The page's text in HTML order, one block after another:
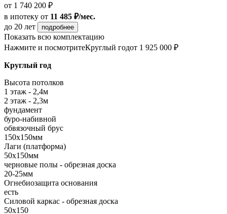
от 1 740 200 ₽
в ипотеку от 11 485 ₽/мес.
до 20 лет
подробнее
Показать всю комплектацию
Нажмите и посмотритеКруглый годот 1 925 000 ₽
Круглый год
Высота потолков
1 этаж - 2,4м
2 этаж - 2,3м
фундамент
буро-набивной
обвязочный брус
150х150мм
Лаги (платформа)
50х150мм
черновые полы - обрезная доска
20-25мм
Огнебиозащита основания
есть
Силовой каркас - обрезная доска
50х150